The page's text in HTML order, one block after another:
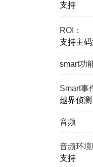
支持
ROI：
支持主
smart功
Smart事
越界侦
音频
音频环
支持